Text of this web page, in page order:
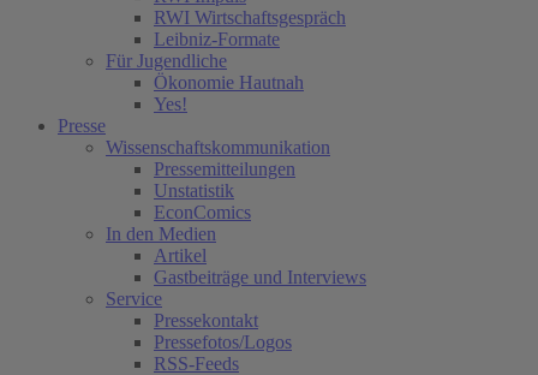
RWI Wirtschaftsgespräch
Leibniz-Formate
Für Jugendliche
Ökonomie Hautnah
Yes!
Presse
Wissenschaftskommunikation
Pressemitteilungen
Unstatistik
EconComics
In den Medien
Artikel
Gastbeiträge und Interviews
Service
Pressekontakt
Pressefotos/Logos
RSS-Feeds